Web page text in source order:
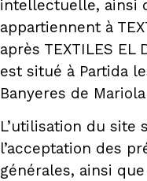
intellectuelle, ainsi
appartiennent à
après TEXTILES
est situé à Partida
Banyeres de
L’utilisation du site
l’acceptation des
générales, ainsi